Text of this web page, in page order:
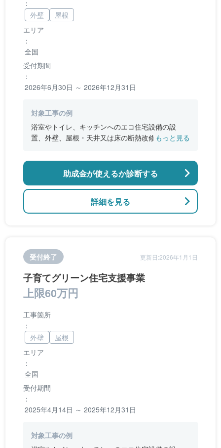
エリア
：
全国
受付期間
：
2026年6月30日 ～ 2026年12月31日
：
外壁
屋根
対象工事の例
浴室やトイレ、キッチンへのエコ住宅設備の設
置、外壁、屋根・天井又は床の断熱改修、窓やド
のバリアフリー改修
もっと見る
詳細を見る
助成金が使えるか診断する
受付終了 更新日:2026年1月1日
子育てグリーン住宅支援事業
上限60万円
エリア
：
全国
受付期間
：
2025年4月14日 ～ 2025年12月31日
工事箇所
：
外壁
屋根
対象工事の例